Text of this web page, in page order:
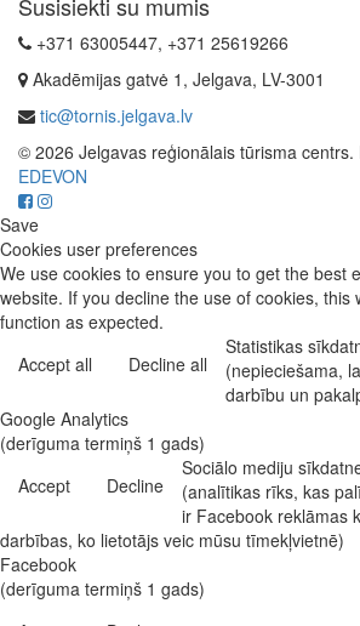
Susisiekti su mumis
+371 63005447, +371 25619266
Akadēmijas gatvė 1, Jelgava, LV-3001
tic@tornis.jelgava.lv
© 2026 Jelgavas reģionālais tūrisma
EDEVON
Save
Cookies user preferences
We use cookies to ensure you to get the best
website. If you decline the use of cookies, this
function as expected.
Accept all
Decline all
Statistikas
(nepieciešama,
darbību un
Google Analytics
(derīguma termiņš 1 gads)
Accept
Decline
Sociālo mediju
(analītikas rīks, kas
ir Facebook reklāmas
darbības, ko lietotājs veic mūsu tīmekļvietnē)
Facebook
(derīguma termiņš 1 gads)